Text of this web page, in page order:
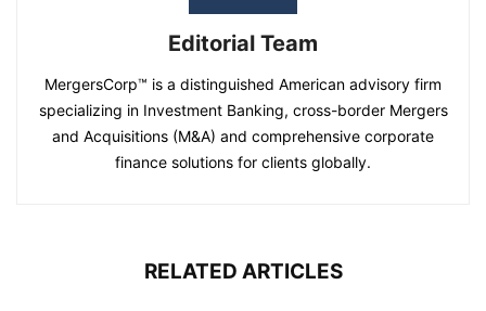
Editorial Team
MergersCorp™ is a distinguished American advisory firm
specializing in Investment Banking, cross-border Mergers
and Acquisitions (M&A) and comprehensive corporate
finance solutions for clients globally.
RELATED ARTICLES